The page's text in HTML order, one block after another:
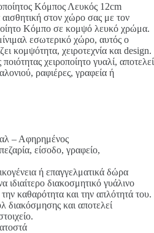
Κόμπος Λευκός 12cm
στον χώρο σας με τον
Κόμπο σε κομψό λευκό χρώμα.
εσωτερικό χώρο, αυτός ο
κομψότητα, χειροτεχνία και design.
χειροποίητο γυαλί, αποτελεί
ραφιέρες, γραφεία ή
– Αφηρημένος
είσοδο, γραφείο,
ή επαγγελματικά δώρα
διακοσμητικό γυάλινο
την καθαρότητα και την απλότητά του.
διακόσμησης και αποτελεί